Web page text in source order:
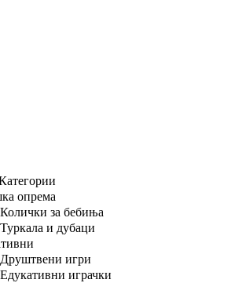
опрема
Колички за бебиња
Туркала и дубаци
Друштвени игри
Едукативни играчки